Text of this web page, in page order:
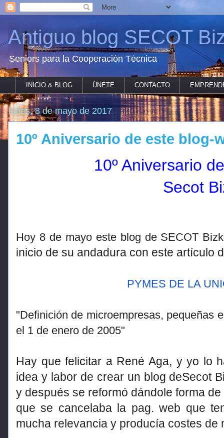
Antiguo blog SECOT
Seniors para la Cooperación Técnica
INICIO & BLOG ÚNETE CONTACTO
lunes, 8 de mayo de 2017
10º Aniversario de este blog-
10º Aniversario
Secot
Hoy 8 de mayo este blog de SECOT
inicio de su andadura con este artículo
PYMES DE LA
"Definición de microempresas, pequeñas
el 1 de enero de 2005"
Hay que felicitar a René Aga, y yo lo
idea y labor de crear un blog deSecot
y después se reformó dándole forma
que se cancelaba la pag. web que
mucha relevancia y producía costes de